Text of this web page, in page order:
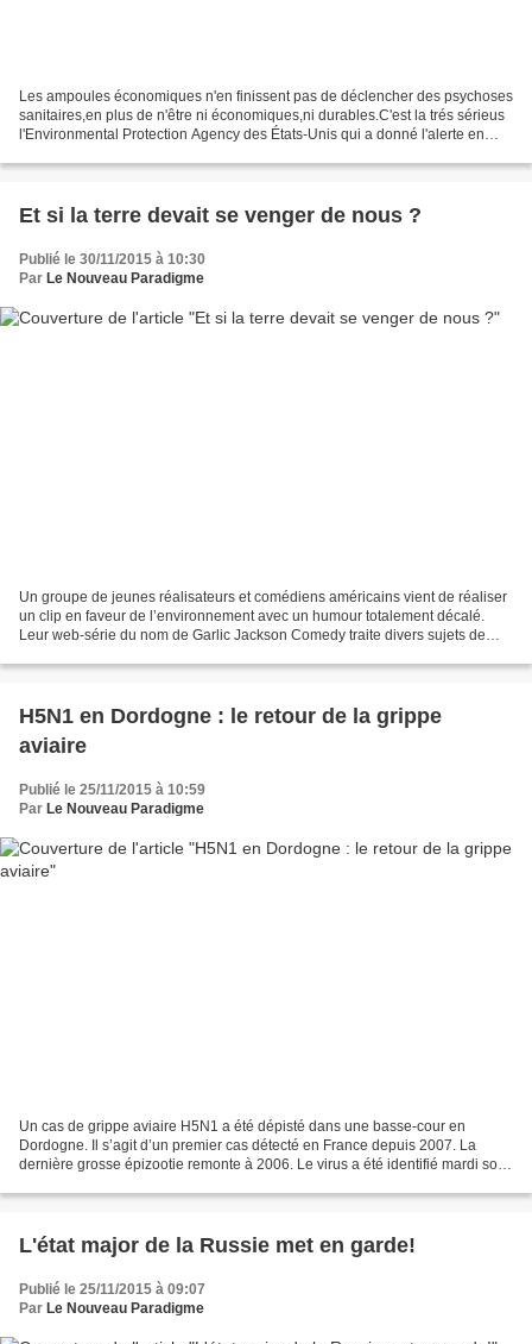
Les ampoules économiques n'en finissent pas de déclencher des psychoses
sanitaires,en plus de n'être ni économiques,ni durables.C'est la trés sérieus
l'Environmental Protection Agency des États-Unis qui a donné l'alerte en
Et si la terre devait se venger de nous ?
Publié le 30/11/2015 à 10:30
Par Le Nouveau Paradigme
Un groupe de jeunes réalisateurs et comédiens américains vient de réaliser
un clip en faveur de l’environnement avec un humour totalement décalé.
Leur web-série du nom de Garlic Jackson Comedy traite divers sujets de
H5N1 en Dordogne : le retour de la grippe
aviaire
Publié le 25/11/2015 à 10:59
Par Le Nouveau Paradigme
Un cas de grippe aviaire H5N1 a été dépisté dans une basse-cour en
Dordogne. Il s’agit d’un premier cas détecté en France depuis 2007. La
dernière grosse épizootie remonte à 2006. Le virus a été identifié mardi soir
L'état major de la Russie met en garde!
Publié le 25/11/2015 à 09:07
Par Le Nouveau Paradigme